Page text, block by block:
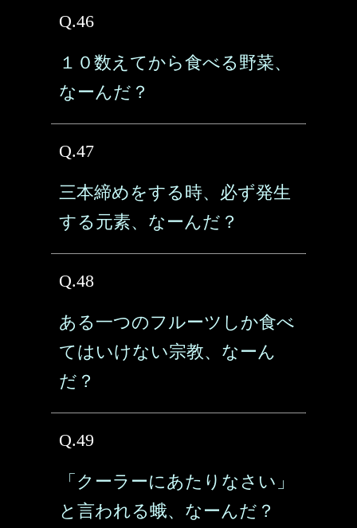
Q.46
１０数えてから食べる野菜、
なーんだ？
Q.47
三本締めをする時、必ず発生
する元素、なーんだ？
Q.48
ある一つのフルーツしか食べ
てはいけない宗教、なーん
だ？
Q.49
「クーラーにあたりなさい」
と言われる蛾、なーんだ？